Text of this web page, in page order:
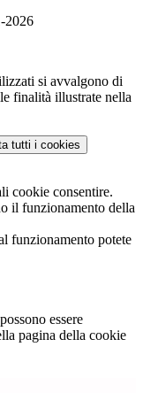
2026
si avvalgono di
finalità illustrate nella
tutti i cookies
cookie consentire.
il funzionamento della
funzionamento potete
essere
pagina della cookie